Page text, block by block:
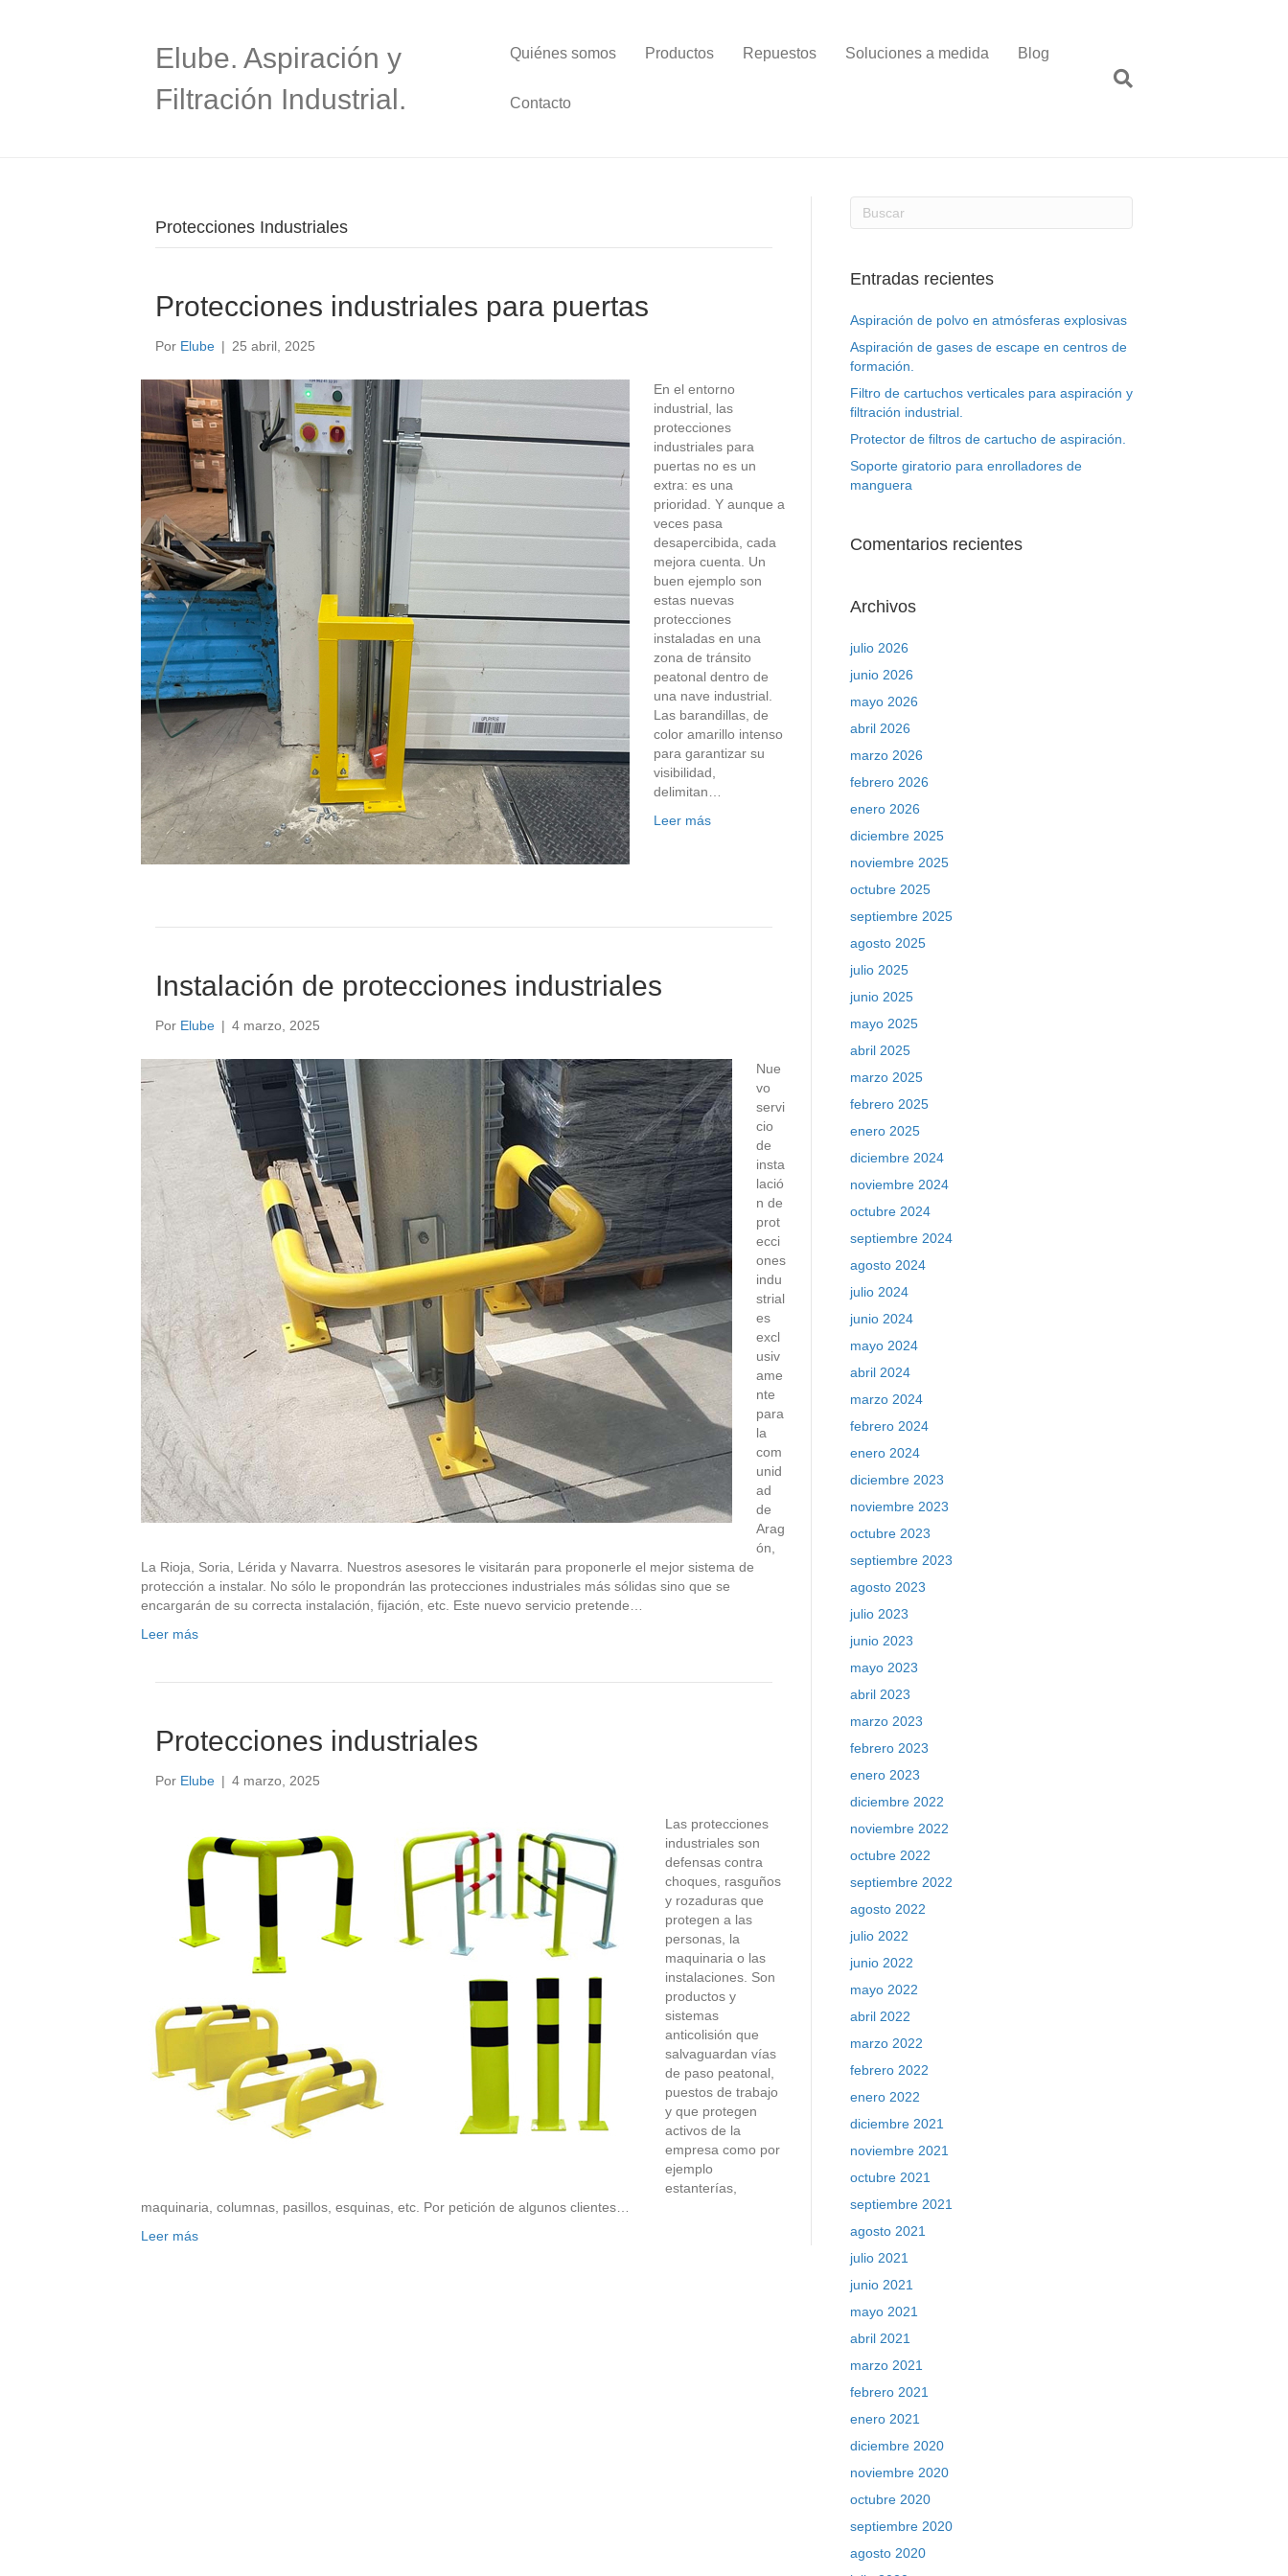
Elube. Aspiración y
Filtración Industrial.
Quiénes somos Productos Repuestos Soluciones a medida Blog
Contacto
Protecciones Industriales
Protecciones industriales para puertas
Por Elube | 25 abril, 2025
En el entorno
industrial, las
protecciones
industriales para
puertas no es un
extra: es una
prioridad. Y aunque a
veces pasa
desapercibida, cada
mejora cuenta. Un
buen ejemplo son
estas nuevas
protecciones
instaladas en una
zona de tránsito
peatonal dentro de
una nave industrial.
Las barandillas, de
color amarillo intenso
para garantizar su
visibilidad,
delimitan…
Leer más
Instalación de protecciones industriales
Por Elube | 4 marzo, 2025
Nue
vo
servi
cio
de
insta
lació
n de
prot
ecci
ones
indu
strial
es
excl
usiv
ame
nte
para
la
com
unid
ad
de
Arag
ón,
La Rioja, Soria, Lérida y Navarra. Nuestros asesores le visitarán para proponerle el mejor sistema de
protección a instalar. No sólo le propondrán las protecciones industriales más sólidas sino que se
encargarán de su correcta instalación, fijación, etc. Este nuevo servicio pretende…
Leer más
Protecciones industriales
Por Elube | 4 marzo, 2025
Las protecciones
industriales son
defensas contra
choques, rasguños
y rozaduras que
protegen a las
personas, la
maquinaria o las
instalaciones. Son
productos y
sistemas
anticolisión que
salvaguardan vías
de paso peatonal,
puestos de trabajo
y que protegen
activos de la
empresa como por
ejemplo
estanterías,
maquinaria, columnas, pasillos, esquinas, etc. Por petición de algunos clientes…
Leer más
Entradas recientes
Aspiración de polvo en atmósferas explosivas
Aspiración de gases de escape en centros de
formación.
Filtro de cartuchos verticales para aspiración y
filtración industrial.
Protector de filtros de cartucho de aspiración.
Soporte giratorio para enrolladores de
manguera
Comentarios recientes
Archivos
julio 2026
junio 2026
mayo 2026
abril 2026
marzo 2026
febrero 2026
enero 2026
diciembre 2025
noviembre 2025
octubre 2025
septiembre 2025
agosto 2025
julio 2025
junio 2025
mayo 2025
abril 2025
marzo 2025
febrero 2025
enero 2025
diciembre 2024
noviembre 2024
octubre 2024
septiembre 2024
agosto 2024
julio 2024
junio 2024
mayo 2024
abril 2024
marzo 2024
febrero 2024
enero 2024
diciembre 2023
noviembre 2023
octubre 2023
septiembre 2023
agosto 2023
julio 2023
junio 2023
mayo 2023
abril 2023
marzo 2023
febrero 2023
enero 2023
diciembre 2022
noviembre 2022
octubre 2022
septiembre 2022
agosto 2022
julio 2022
junio 2022
mayo 2022
abril 2022
marzo 2022
febrero 2022
enero 2022
diciembre 2021
noviembre 2021
octubre 2021
septiembre 2021
agosto 2021
julio 2021
junio 2021
mayo 2021
abril 2021
marzo 2021
febrero 2021
enero 2021
diciembre 2020
noviembre 2020
octubre 2020
septiembre 2020
agosto 2020